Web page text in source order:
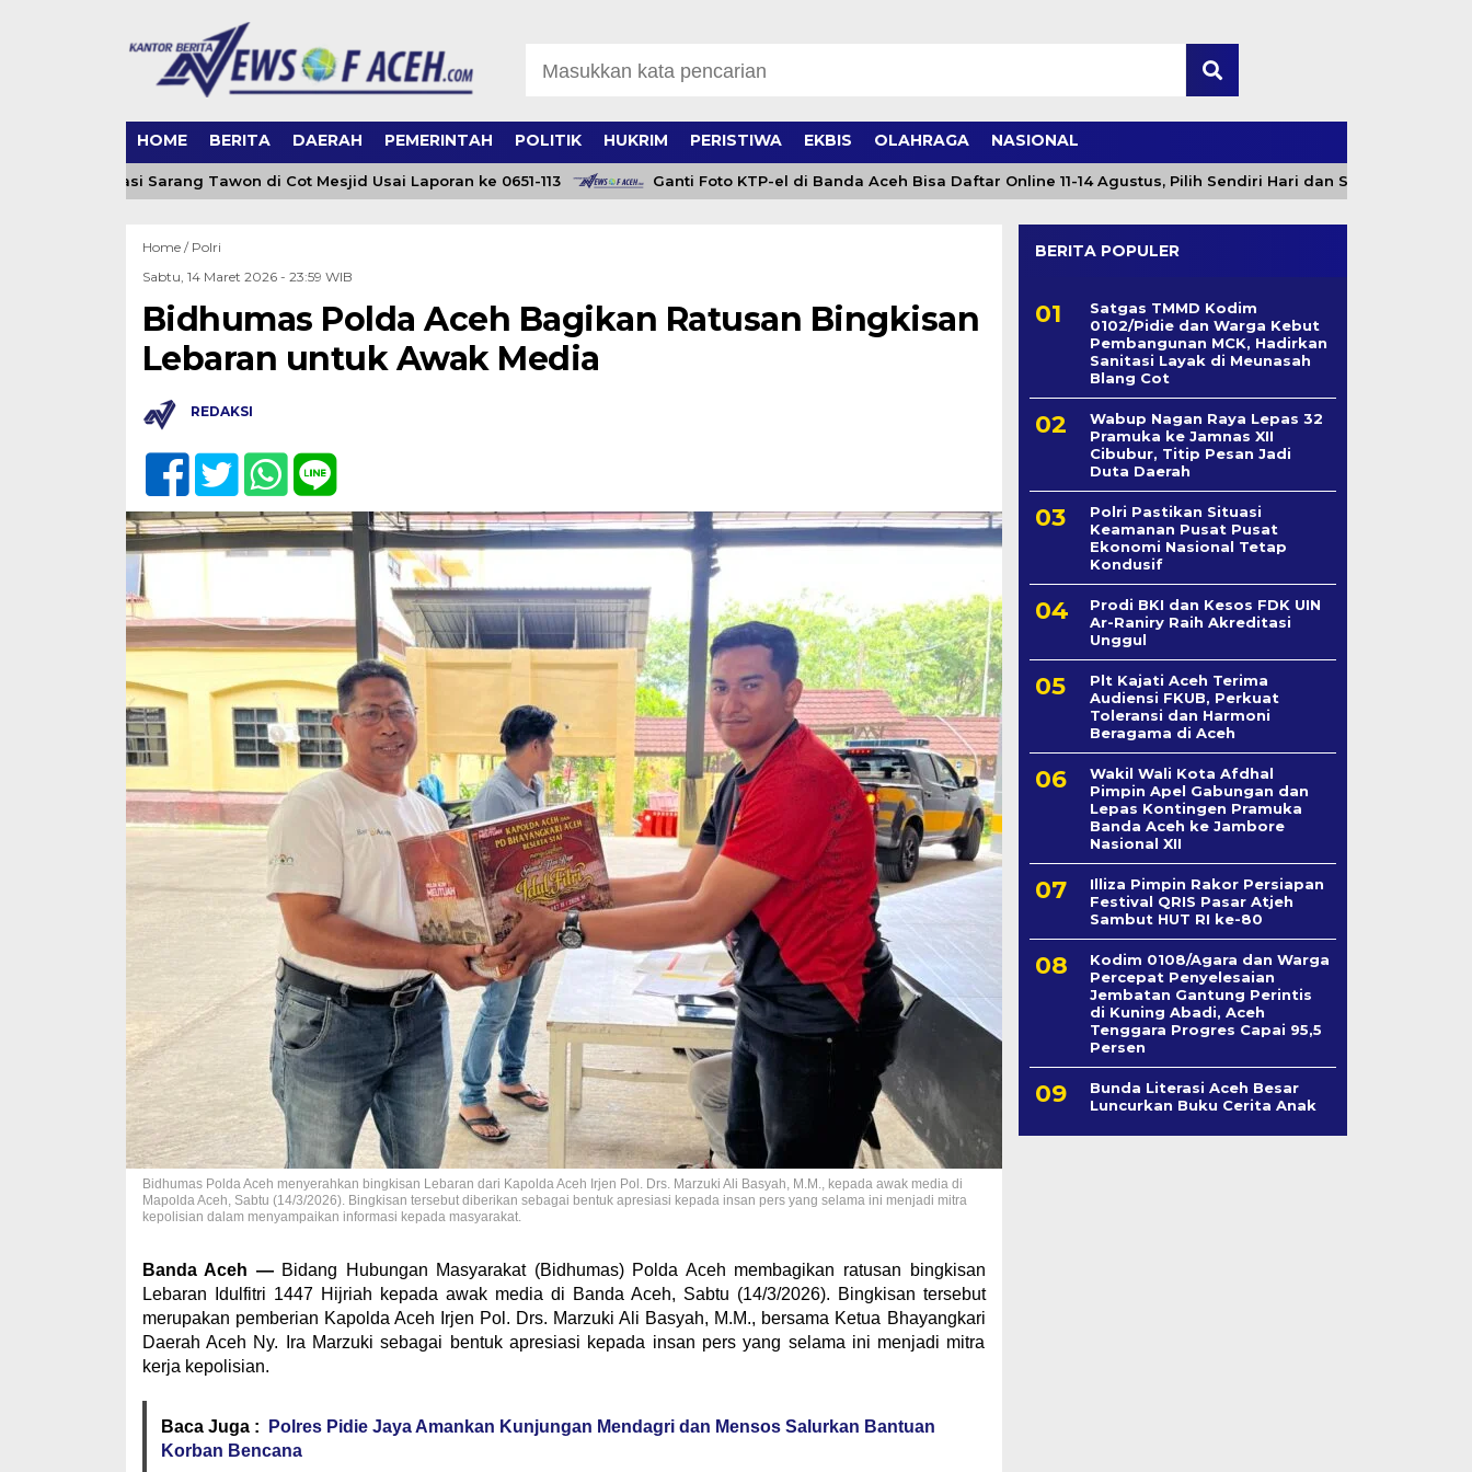
HOME BERITA DAERAH PEMERINTAH POLITIK HUKRIM PERISTIWA EKBIS OLAHRAGA NASIONAL
Evakuasi Sarang Tawon di Cot Mesjid Usai Laporan ke 0651-113 Ganti Foto KTP-el di Banda Aceh Bisa Daftar Online 11-14 Agustus, Pilih Sendiri Hari dan Sesi
Home / Polri
Sabtu, 14 Maret 2026 - 23:59 WIB
Bidhumas Polda Aceh Bagikan Ratusan Bingkisan
Lebaran untuk Awak Media
REDAKSI
Bidhumas Polda Aceh menyerahkan bingkisan Lebaran dari Kapolda Aceh Irjen Pol. Drs. Marzuki Ali Basyah, M.M., kepada awak media di
Mapolda Aceh, Sabtu (14/3/2026). Bingkisan tersebut diberikan sebagai bentuk apresiasi kepada insan pers yang selama ini menjadi mitra
kepolisian dalam menyampaikan informasi kepada masyarakat.
Banda Aceh —Bidang Hubungan Masyarakat (Bidhumas) Polda Aceh membagikan ratusan bingkisan
Lebaran Idulfitri 1447 Hijriah kepada awak media di Banda Aceh, Sabtu (14/3/2026). Bingkisan tersebut
merupakan pemberian Kapolda Aceh Irjen Pol. Drs. Marzuki Ali Basyah, M.M., bersama Ketua Bhayangkari
Daerah Aceh Ny. Ira Marzuki sebagai bentuk apresiasi kepada insan pers yang selama ini menjadi mitra
kerja kepolisian.
Baca Juga :
Polres Pidie Jaya Amankan Kunjungan Mendagri dan Mensos Salurkan Bantuan
Korban Bencana
BERITA POPULER
Satgas TMMD Kodim
0102/Pidie dan Warga Kebut
Pembangunan MCK, Hadirkan
Sanitasi Layak di Meunasah
Blang Cot
Wabup Nagan Raya Lepas 32
Pramuka ke Jamnas XII
Cibubur, Titip Pesan Jadi
Duta Daerah
Polri Pastikan Situasi
Keamanan Pusat Pusat
Ekonomi Nasional Tetap
Kondusif
Prodi BKI dan Kesos FDK UIN
Ar-Raniry Raih Akreditasi
Unggul
Plt Kajati Aceh Terima
Audiensi FKUB, Perkuat
Toleransi dan Harmoni
Beragama di Aceh
Wakil Wali Kota Afdhal
Pimpin Apel Gabungan dan
Lepas Kontingen Pramuka
Banda Aceh ke Jambore
Nasional XII
Illiza Pimpin Rakor Persiapan
Festival QRIS Pasar Atjeh
Sambut HUT RI ke-80
Kodim 0108/Agara dan Warga
Percepat Penyelesaian
Jembatan Gantung Perintis
di Kuning Abadi, Aceh
Tenggara Progres Capai 95,5
Persen
Bunda Literasi Aceh Besar
Luncurkan Buku Cerita Anak